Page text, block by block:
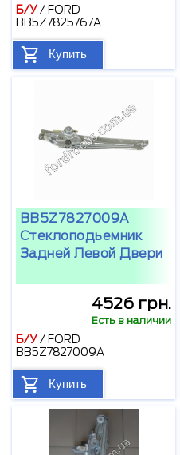
Б/У/ FORD
BB5Z7825767A
Купить
BB5Z7827009A
Стеклоподьемник
Задней Левой Двери
4526 грн.
Есть в наличии
Б/У/ FORD
BB5Z7827009A
Купить